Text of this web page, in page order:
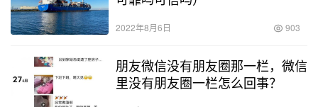
2022年8月6日 903
朋友微信没有朋友圈那一栏，微信
里没有朋友圈一栏怎么回事？